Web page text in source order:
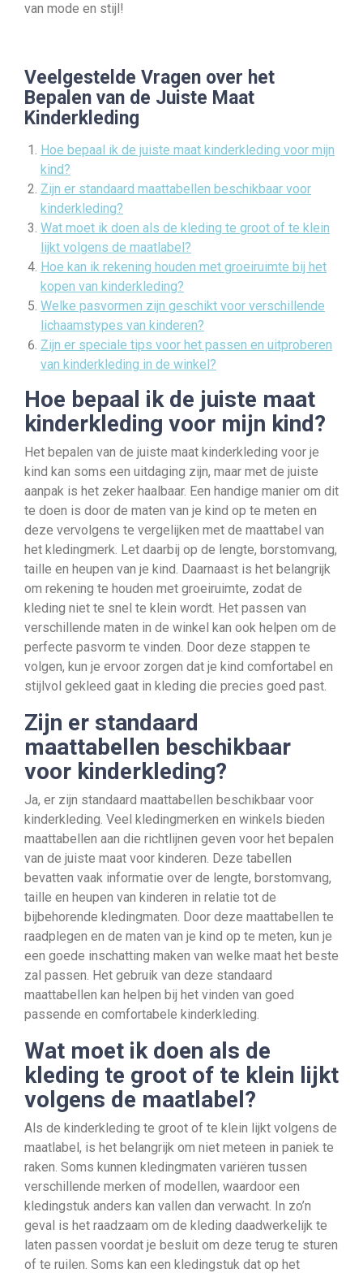
van mode en stijl!
Veelgestelde Vragen over het
Bepalen van de Juiste Maat
Kinderkleding
Hoe bepaal ik de juiste maat kinderkleding voor mijn
kind?
Zijn er standaard maattabellen beschikbaar voor
kinderkleding?
Wat moet ik doen als de kleding te groot of te klein
lijkt volgens de maatlabel?
Hoe kan ik rekening houden met groeiruimte bij het
kopen van kinderkleding?
Welke pasvormen zijn geschikt voor verschillende
lichaamstypes van kinderen?
Zijn er speciale tips voor het passen en uitproberen
van kinderkleding in de winkel?
Hoe bepaal ik de juiste maat
kinderkleding voor mijn kind?
Het bepalen van de juiste maat kinderkleding voor je
kind kan soms een uitdaging zijn, maar met de juiste
aanpak is het zeker haalbaar. Een handige manier om dit
te doen is door de maten van je kind op te meten en
deze vervolgens te vergelijken met de maattabel van
het kledingmerk. Let daarbij op de lengte, borstomvang,
taille en heupen van je kind. Daarnaast is het belangrijk
om rekening te houden met groeiruimte, zodat de
kleding niet te snel te klein wordt. Het passen van
verschillende maten in de winkel kan ook helpen om de
perfecte pasvorm te vinden. Door deze stappen te
volgen, kun je ervoor zorgen dat je kind comfortabel en
stijlvol gekleed gaat in kleding die precies goed past.
Zijn er standaard
maattabellen beschikbaar
voor kinderkleding?
Ja, er zijn standaard maattabellen beschikbaar voor
kinderkleding. Veel kledingmerken en winkels bieden
maattabellen aan die richtlijnen geven voor het bepalen
van de juiste maat voor kinderen. Deze tabellen
bevatten vaak informatie over de lengte, borstomvang,
taille en heupen van kinderen in relatie tot de
bijbehorende kledingmaten. Door deze maattabellen te
raadplegen en de maten van je kind op te meten, kun je
een goede inschatting maken van welke maat het beste
zal passen. Het gebruik van deze standaard
maattabellen kan helpen bij het vinden van goed
passende en comfortabele kinderkleding.
Wat moet ik doen als de
kleding te groot of te klein lijkt
volgens de maatlabel?
Als de kinderkleding te groot of te klein lijkt volgens de
maatlabel, is het belangrijk om niet meteen in paniek te
raken. Soms kunnen kledingmaten variëren tussen
verschillende merken of modellen, waardoor een
kledingstuk anders kan vallen dan verwacht. In zo’n
geval is het raadzaam om de kleding daadwerkelijk te
laten passen voordat je besluit om deze terug te sturen
of te ruilen. Soms kan een kledingstuk dat op het